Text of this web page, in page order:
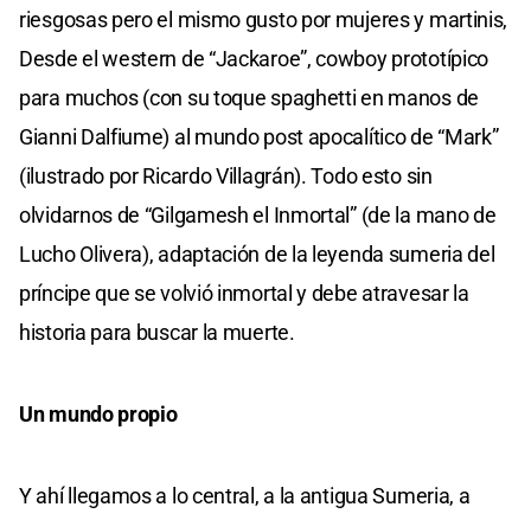
riesgosas pero el mismo gusto por mujeres y martinis,
Desde el western de “Jackaroe”, cowboy prototípico
para muchos (con su toque spaghetti en manos de
Gianni Dalfiume) al mundo post apocalítico de “Mark”
(ilustrado por Ricardo Villagrán). Todo esto sin
olvidarnos de “Gilgamesh el Inmortal” (de la mano de
Lucho Olivera), adaptación de la leyenda sumeria del
príncipe que se volvió inmortal y debe atravesar la
historia para buscar la muerte.
Un mundo propio
Y ahí llegamos a lo central, a la antigua Sumeria, a